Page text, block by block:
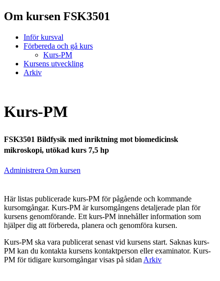
Om kursen FSK3501
Inför kursval
Förbereda och gå kurs
Kurs-PM
Kursens utveckling
Arkiv
Kurs-PM
FSK3501 Bildfysik med inriktning mot biomedicinsk
mikroskopi, utökad kurs 7,5 hp
Administrera Om kursen
Här listas publicerade kurs-PM för pågående och kommande
kursomgångar. Kurs-PM är kursomgångens detaljerade plan för
kursens genomförande. Ett kurs-PM innehåller information som
hjälper dig att förbereda, planera och genomföra kursen.
Kurs-PM ska vara publicerat senast vid kursens start. Saknas kurs-
PM kan du kontakta kursens kontaktperson eller examinator. Kurs-
PM för tidigare kursomgångar visas på sidan Arkiv